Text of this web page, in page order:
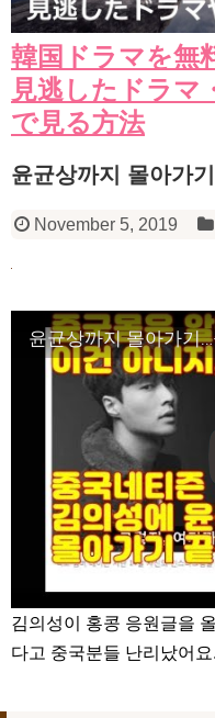
韓国ドラマを無
見逃したドラマ
で見る方法
윤균상까지 몰아가
November 5, 2019
윤균상까지 몰아가기
김의성이 홍콩 응원글을
다고 중국분들 난리났어